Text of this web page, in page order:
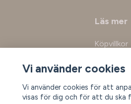
Läs mer
Köpvillkor
Prenumerera på
Vi använder cookies
Vi använder cookies för att
visas för dig och för att du ska